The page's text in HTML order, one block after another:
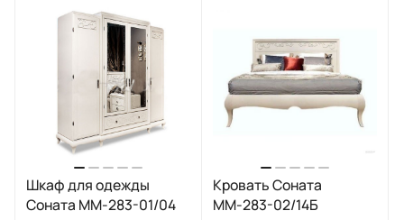
Шкаф для одежды
Соната ММ-283-01/04
Кровать Соната
ММ-283-02/14Б